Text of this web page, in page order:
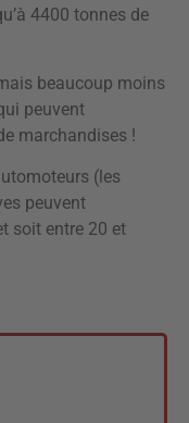
4400 tonnes de
beaucoup moins
peuvent
marchandises !
(les
peuvent
soit entre 20 et